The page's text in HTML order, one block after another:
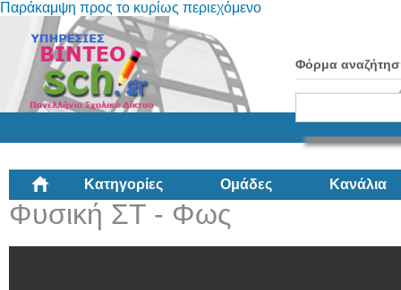
Παράκαμψη προς το κυρίως περιεχόμενο
Φόρμα
Κατηγορίες Ομάδες Κανάλια
Φυσική ΣΤ - Φως